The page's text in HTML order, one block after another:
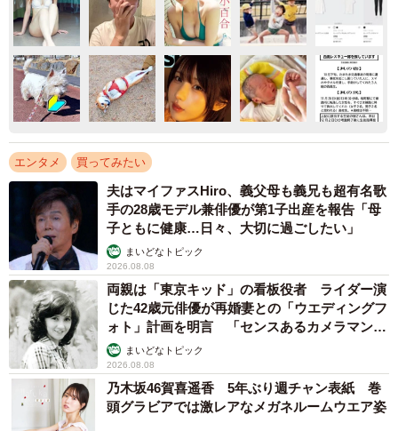
エンタメ 買ってみたい
夫はマイファスHiro、義父母も義兄も超有名歌
手の28歳モデル兼俳優が第1子出産を報告「母
子ともに健康…日々、大切に過ごしたい」
まいどなトピック
2026.08.08
両親は「東京キッド」の看板役者 ライダー演
じた42歳元俳優が再婚妻との「ウエディングフ
ォト」計画を明言 「センスあるカメラマン求
む」まいどなトピック
2026.08.08
乃木坂46賀喜遥香 5年ぶり週チャン表紙 巻
頭グラビアでは激レアなメガネルームウエア姿